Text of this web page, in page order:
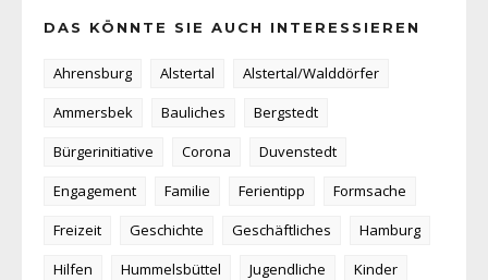
DAS KÖNNTE SIE AUCH INTERESSIEREN
Ahrensburg Alstertal
Alstertal/Walddörfer
Ammersbek
Bauliches
Bergstedt
Bürgerinitiative
Corona
Duvenstedt
Engagement
Familie Ferientipp
Formsache
Freizeit
Geschichte Geschäftliches
Hamburg
Hilfen
Hummelsbüttel Jugendliche
Kinder